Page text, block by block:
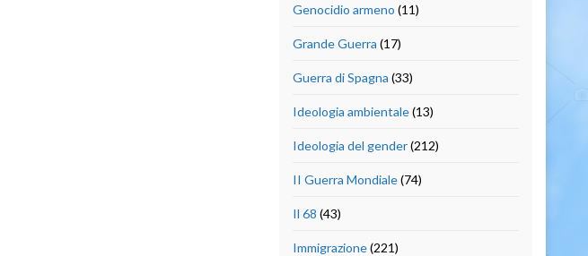
Genocidio armeno (11)
Grande Guerra (17)
Guerra di Spagna (33)
Ideologia ambientale(13)
Ideologia del gender(212)
II Guerra Mondiale(74)
Il 68 (43)
Immigrazione(221)